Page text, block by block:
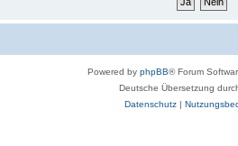
Powered by phpBB® Forum
Deutsche Übersetzung
Datenschutz|